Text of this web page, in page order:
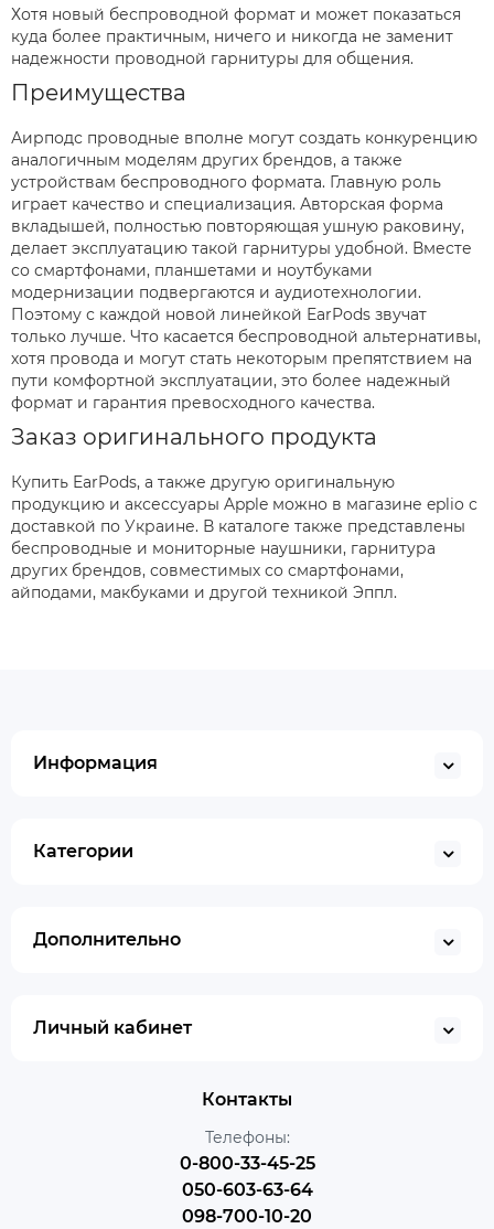
Хотя новый беспроводной формат и может показаться
куда более практичным, ничего и никогда не заменит
надежности проводной гарнитуры для общения.
Преимущества
Аирподс проводные вполне могут создать конкуренцию
аналогичным моделям других брендов, а также
устройствам беспроводного формата. Главную роль
играет качество и специализация. Авторская форма
вкладышей, полностью повторяющая ушную раковину,
делает эксплуатацию такой гарнитуры удобной. Вместе
со смартфонами, планшетами и ноутбуками
модернизации подвергаются и аудиотехнологии.
Поэтому с каждой новой линейкой EarPods звучат
только лучше. Что касается беспроводной альтернативы,
хотя провода и могут стать некоторым препятствием на
пути комфортной эксплуатации, это более надежный
формат и гарантия превосходного качества.
Заказ оригинального продукта
Купить EarPods, а также другую оригинальную
продукцию и аксессуары Apple можно в магазине eplio с
доставкой по Украине. В каталоге также представлены
беспроводные и мониторные наушники, гарнитура
других брендов, совместимых со смартфонами,
айподами, макбуками и другой техникой Эппл.
Информация
Категории
Дополнительно
Личный кабинет
Контакты
Телефоны:
0-800-33-45-25
050-603-63-64
098-700-10-20